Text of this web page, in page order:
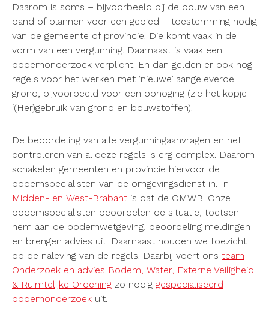
Daarom is soms – bijvoorbeeld bij de bouw van een
pand of plannen voor een gebied – toestemming nodig
van de gemeente of provincie. Die komt vaak in de
vorm van een vergunning. Daarnaast is vaak een
bodemonderzoek verplicht. En dan gelden er ook nog
regels voor het werken met ‘nieuwe’ aangeleverde
grond, bijvoorbeeld voor een ophoging (zie het kopje
‘(Her)gebruik van grond en bouwstoffen).
De beoordeling van alle vergunningaanvragen en het
controleren van al deze regels is erg complex. Daarom
schakelen gemeenten en provincie hiervoor de
bodemspecialisten van de omgevingsdienst in. In
Midden- en West-Brabant is dat de OMWB. Onze
bodemspecialisten beoordelen de situatie, toetsen
hem aan de bodemwetgeving, beoordeling meldingen
en brengen advies uit. Daarnaast houden we toezicht
op de naleving van de regels. Daarbij voert ons team
Onderzoek en advies Bodem, Water, Externe Veiligheid
& Ruimtelijke Ordening zo nodig gespecialiseerd
bodemonderzoek uit.